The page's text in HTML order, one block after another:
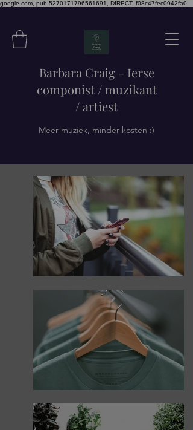
google.com, pub-5270171796561691, DIRECT, f08c47fec0942fa0
Barbara Craig - Ierse
componist / muzikant
/ artiest
Meer muziek, minder kosten :)